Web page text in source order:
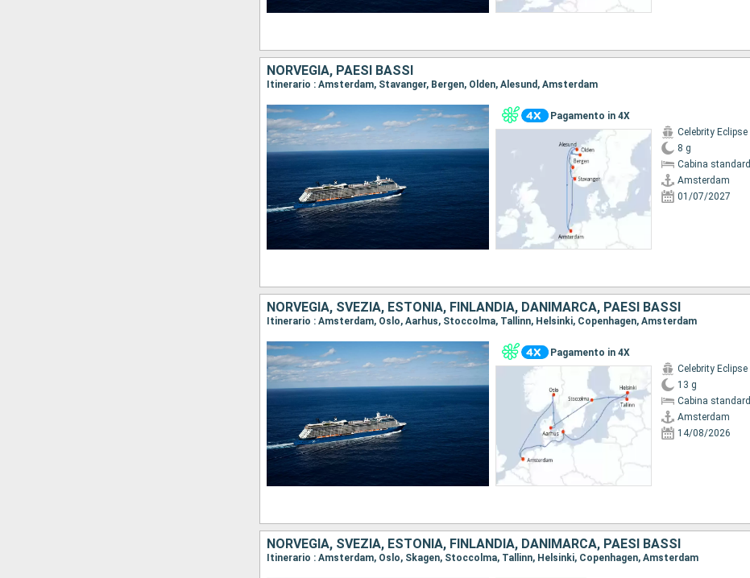
NORVEGIA, PAESI BASSI
Itinerario : Amsterdam, Stavanger, Bergen, Olden, Alesund, Amsterdam
Pagamento in 4X
Celebrity Eclipse
8 g
Cabina standard
Amsterdam
01/07/2027
NORVEGIA, SVEZIA, ESTONIA, FINLANDIA, DANIMARCA, PAESI BASSI
Itinerario : Amsterdam, Oslo, Aarhus, Stoccolma, Tallinn, Helsinki, Copenhagen, Amsterdam
Pagamento in 4X
Celebrity Eclipse
13 g
Cabina standard
Amsterdam
14/08/2026
NORVEGIA, SVEZIA, ESTONIA, FINLANDIA, DANIMARCA, PAESI BASSI
Itinerario : Amsterdam, Oslo, Skagen, Stoccolma, Tallinn, Helsinki, Copenhagen, Amsterdam